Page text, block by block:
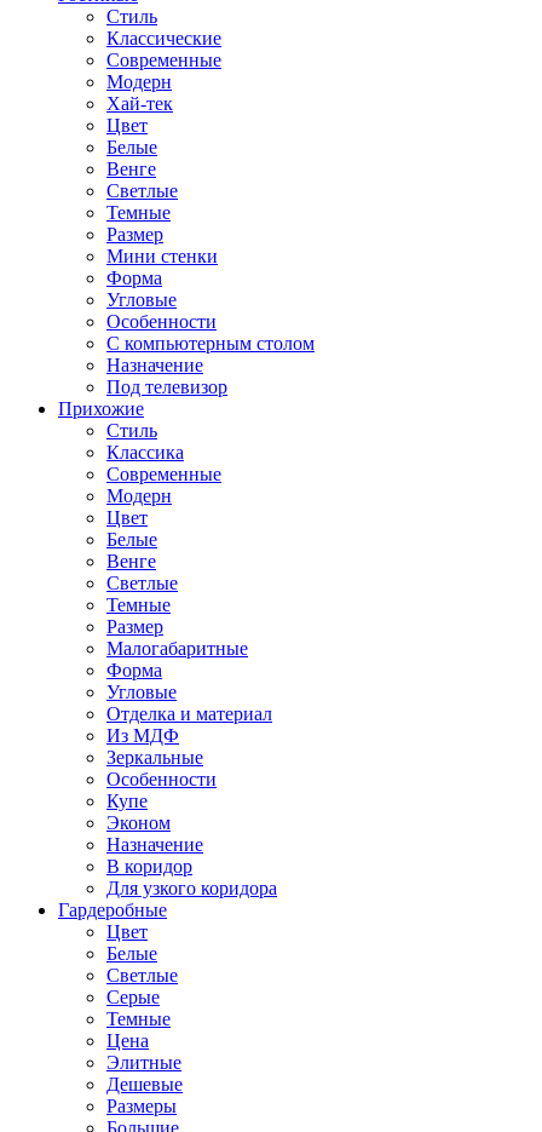
Стиль
Классические
Современные
Модерн
Хай-тек
Цвет
Белые
Венге
Светлые
Темные
Размер
Мини стенки
Форма
Угловые
Особенности
С компьютерным столом
Назначение
Под телевизор
Прихожие
Стиль
Классика
Современные
Модерн
Цвет
Белые
Венге
Светлые
Темные
Размер
Малогабаритные
Форма
Угловые
Отделка и материал
Из МДФ
Зеркальные
Особенности
Купе
Эконом
Назначение
В коридор
Для узкого коридора
Гардеробные
Цвет
Белые
Светлые
Серые
Темные
Цена
Элитные
Дешевые
Размеры
Большие